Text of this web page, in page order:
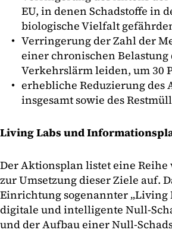
EU, in denen Schadstoffe in
biologische Vielfalt
Verringerung der Zahl der
einer chronischen Belastung
Verkehrslärm leiden, um 30
erhebliche Reduzierung des
insgesamt sowie des
Living Labs und
Der Aktionsplan listet eine
zur Umsetzung dieser Ziele auf.
Einrichtung sogenannter „Living
digitale und intelligente Null-
und der Aufbau einer Null-